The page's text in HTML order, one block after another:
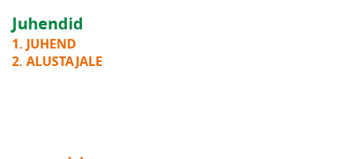
Juhendid
1. JUHEND
2. ALUSTAJALE